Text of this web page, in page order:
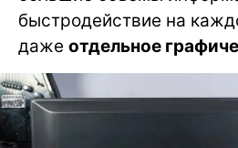
быстродействие на
даже отдельное